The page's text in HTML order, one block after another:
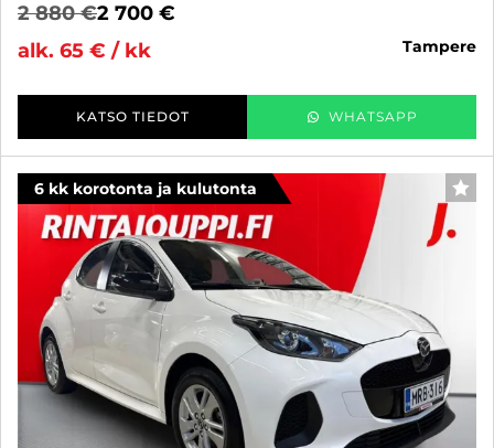
2 880 €2 700 €
alk. 65 € / kk
tampere
KATSO TIEDOT WHATSAPP
6 kk korotonta ja kulutonta